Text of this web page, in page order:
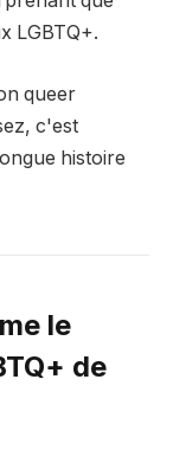
LGBTQ+.
queer
c'est
histoire
le
de